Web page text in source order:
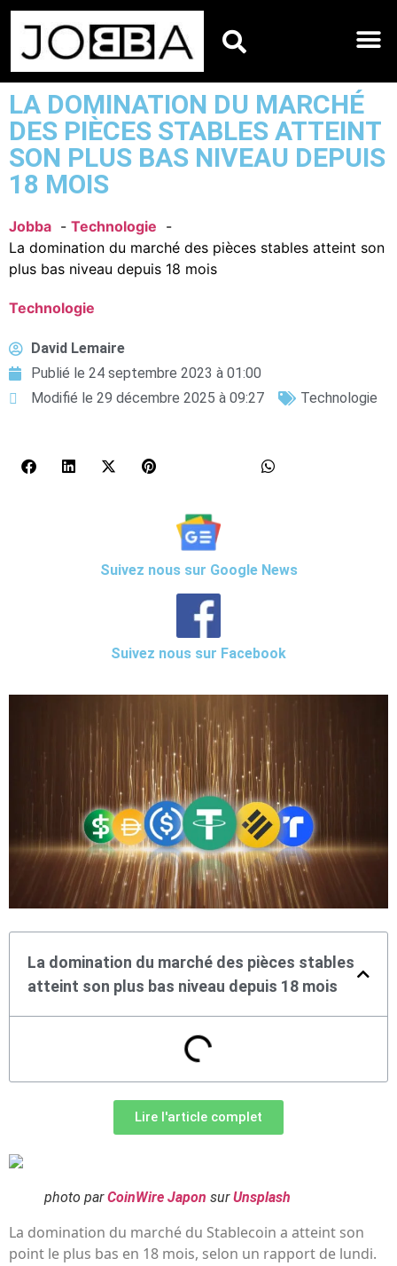
LA DOMINATION DU MARCHÉ
DES PIÈCES STABLES ATTEINT
SON PLUS BAS NIVEAU DEPUIS
18 MOIS
Jobba
Technologie
La domination du marché des pièces stables atteint son
plus bas niveau depuis 18 mois
Technologie
David Lemaire
Publié le 24 septembre 2023 à 01:00
Modifié le 29 décembre 2025 à 09:27
Technologie
Suivez nous sur Google News
Suivez nous sur Facebook
La domination du marché des pièces stables
atteint son plus bas niveau depuis 18 mois
Lire l'article complet
photo parCoinWire Japon surUnsplash
La domination du marché du Stablecoin a atteint son
point le plus bas en 18 mois, selon un rapport de lundi.